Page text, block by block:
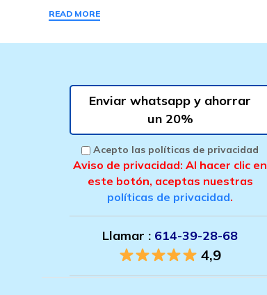
READ MORE
Enviar whatsapp y ahorrar
un 20%
Acepto las políticas de privacidad
Aviso de privacidad: Al hacer clic en
este botón, aceptas nuestras
políticas de privacidad.
Llamar : 614-39-28-68
4,9